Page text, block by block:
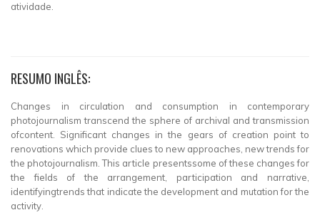
atividade.
RESUMO INGLÊS:
Changes in circulation and consumption in contemporary
photojournalism transcend the sphere of archival and transmission
ofcontent. Significant changes in the gears of creation point to
renovations which provide clues to new approaches, new trends for
the photojournalism. This article presentssome of these changes for
the fields of the arrangement, participation and narrative,
identifyingtrends that indicate the development and mutation for the
activity.